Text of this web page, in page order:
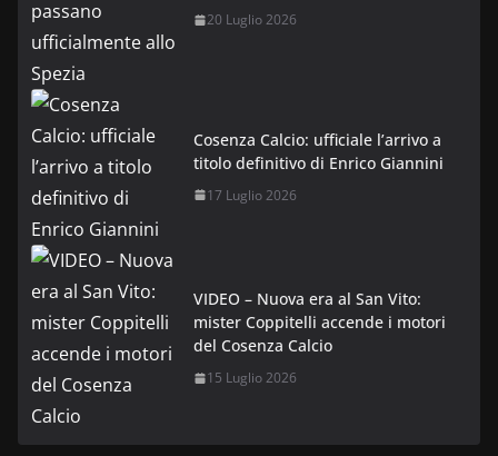
20 Luglio 2026
Cosenza Calcio: ufficiale l’arrivo a
titolo definitivo di Enrico Giannini
17 Luglio 2026
VIDEO – Nuova era al San Vito:
mister Coppitelli accende i motori
del Cosenza Calcio
15 Luglio 2026